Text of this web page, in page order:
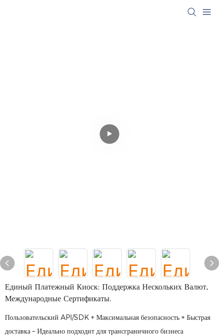
Единый Платежный Киоск: Поддержка Нескольких Валют,
Международные Сертификаты.
Пользовательский API/SDK + Максимальная безопасность + Быстрая
доставка – Идеально подходит для трансграничного бизнеса